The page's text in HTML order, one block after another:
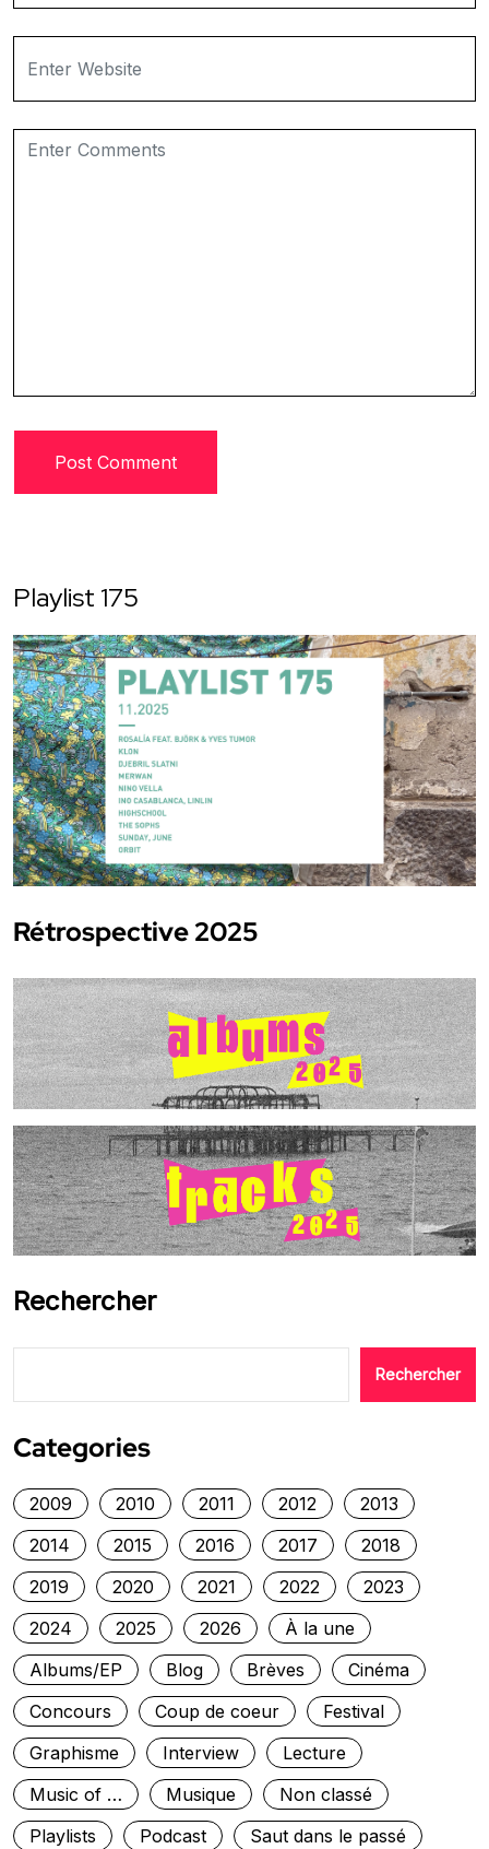
Playlist 175
Rétrospective 2025
Rechercher
Rechercher
Categories
2009 2010 2011 2012
2013
2014
2015 2016 2017
2018
2019
2020 2021 2022
2023
2024
2025 2026
À la une
Albums/EP
Blog Brèves
Cinéma
Concours
Coup de coeur
Festival
Graphisme
Interview
Lecture
Music of …
Musique
Non classé
Playlists
Podcast
Saut dans le passé